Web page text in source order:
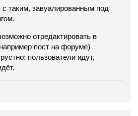
таким, завуалированным под
отредактировать в
пост на форуме)
пользователи идут,